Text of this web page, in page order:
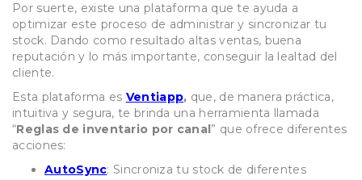
Por suerte, existe una plataforma que te ayuda a
optimizar este proceso de administrar y sincronizar tu
stock. Dando como resultado altas ventas, buena
reputación y lo más importante, conseguir la lealtad del
cliente.
Esta plataforma es Ventiapp, que, de manera práctica,
intuitiva y segura, te brinda una herramienta llamada
“Reglas de inventario por canal” que ofrece diferentes
acciones:
AutoSync: Sincroniza tu stock de diferentes